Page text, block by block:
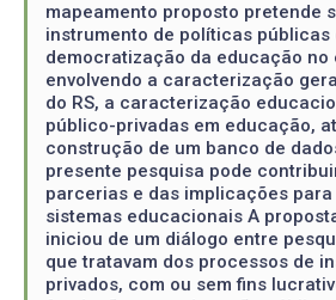
mapeamento proposto pretende
instrumento de políticas públicas
democratização da educação no
envolvendo a caracterização
do RS, a caracterização
público-privadas em educação,
construção de um banco de
presente pesquisa pode
parcerias e das implicações
sistemas educacionais A
iniciou de um diálogo entre
que tratavam dos processos de
privados, com ou sem fins